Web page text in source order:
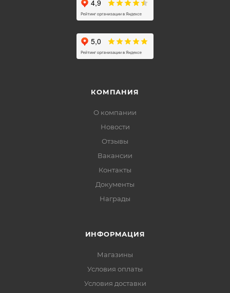
КОМПАНИЯ
О компании
Новости
Отзывы
Вакансии
Контакты
Документы
Награды
ИНФОРМАЦИЯ
Магазины
Условия оплаты
Условия доставки